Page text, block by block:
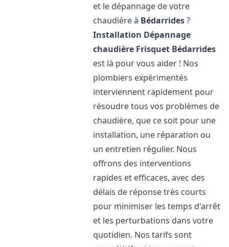
et le dépannage de votre
chaudière à Bédarrides?
Installation Dépannage
chaudière Frisquet Bédarrides
est là pour vous aider ! Nos
plombiers expérimentés
interviennent rapidement pour
résoudre tous vos problèmes de
chaudière, que ce soit pour une
installation, une réparation ou
un entretien régulier. Nous
offrons des interventions
rapides et efficaces, avec des
délais de réponse très courts
pour minimiser les temps d'arrêt
et les perturbations dans votre
quotidien. Nos tarifs sont